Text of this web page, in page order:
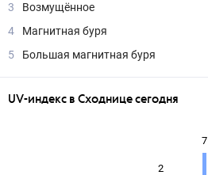
3
Возмущённое
4
Магнитная буря
5
Большая магнитная буря
UV-индекс в Сходнице сегодня
2
7